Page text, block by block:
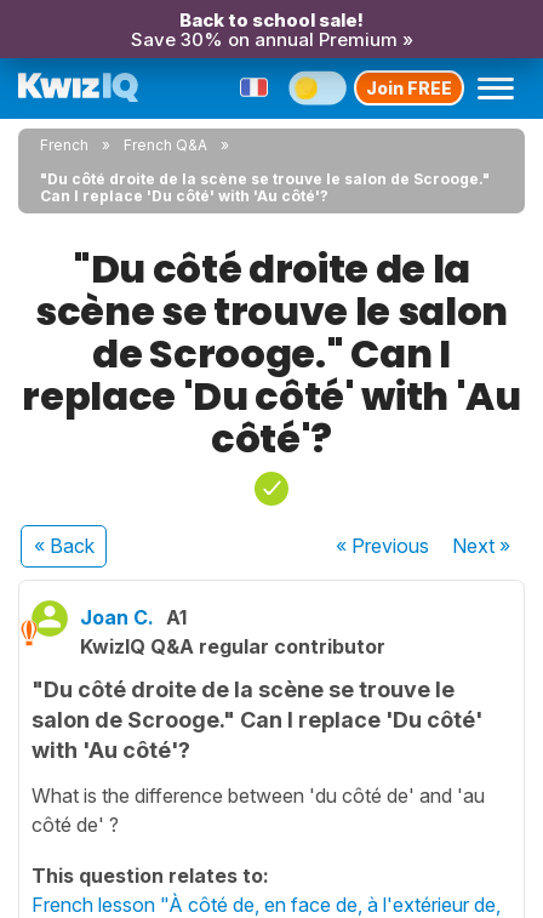
Back to school sale!
Save 30% on annual Premium »
Join FREE
French
French Q&A
"Du côté droite de la scène se trouve le salon de Scrooge."
Can I replace 'Du côté' with 'Au côté'?
"Du côté droite de la
scène se trouve le salon
de Scrooge." Can I
replace 'Du côté' with 'Au
côté'?
« Back « Previous Next»
Joan C. A1
KwizIQ Q&A regular contributor
"Du côté droite de la scène se trouve le
salon de Scrooge." Can I replace 'Du côté'
with 'Au côté'?
What is the difference between 'du côté de' and 'au
côté de' ?
This question relates to:
French lesson "À côté de, en face de, à l'extérieur de,